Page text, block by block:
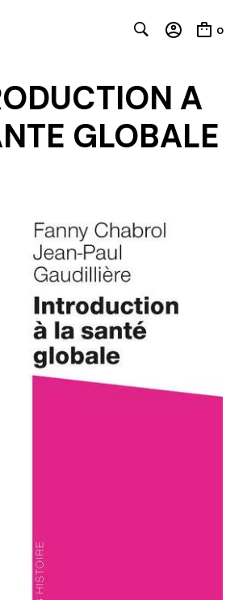
0
A
GLOBALE